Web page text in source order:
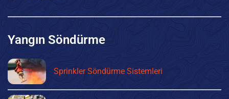
Yangın Söndürme
Sprinkler Söndürme Sistemleri